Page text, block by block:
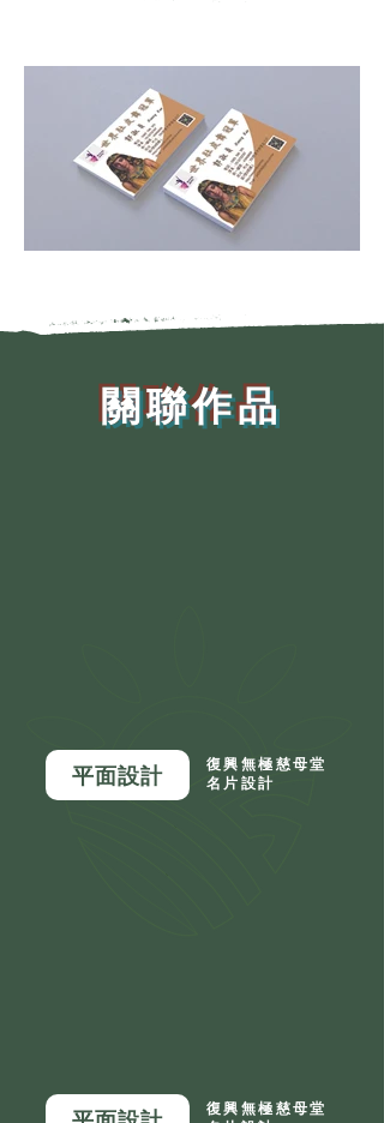
​關聯作品
平面設計
復興無極慈母堂
復興無極慈母堂
名片設計